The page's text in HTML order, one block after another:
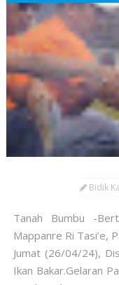
Bidik
Tanah Bumbu -
Mappanre Ri Tasi’e,
Jumat (26/04/24),
Ikan Bakar.Gelaran